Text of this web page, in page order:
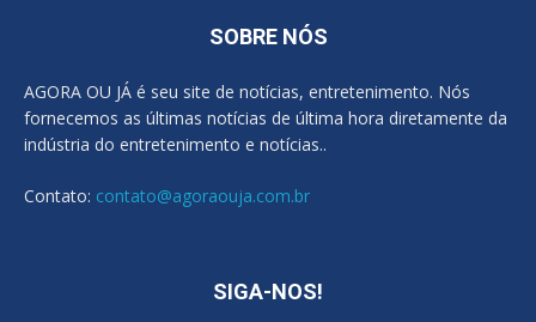
SOBRE NÓS
AGORA OU JÁ é seu site de notícias, entretenimento. Nós
fornecemos as últimas notícias de última hora diretamente da
indústria do entretenimento e notícias..
Contato: contato@agoraouja.com.br
SIGA-NOS!